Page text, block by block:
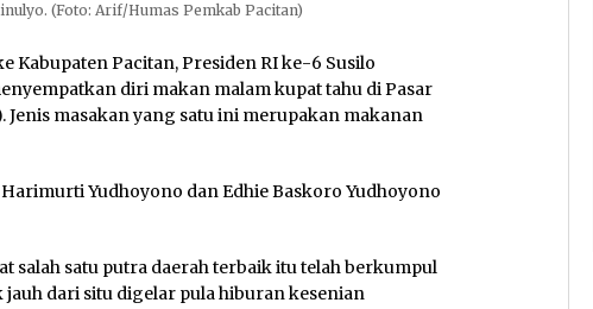
(Foto: Arif/Humas Pemkab Pacitan)
Kabupaten Pacitan, Presiden RI ke-6 Susilo
diri makan malam kupat tahu di Pasar
Jenis masakan yang satu ini merupakan makanan
Yudhoyono dan Edhie Baskoro Yudhoyono
salah satu putra daerah terbaik itu telah berkumpul
dari situ digelar pula hiburan kesenian